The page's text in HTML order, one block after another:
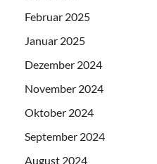
Februar 2025
Januar 2025
Dezember 2024
November 2024
Oktober 2024
September 2024
August 2024